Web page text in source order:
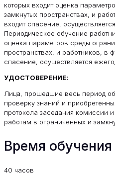
которых входит оценка
замкнутых пространствах, и
входит спасение,
Периодическое обучение
оценка параметров среды
пространствах, и работников, в
спасение, осуществляется
УДОСТОВЕРЕНИЕ:
Лица, прошедшие весь период
проверку знаний и
протокола заседания комиссии
работам в ограниченных и
Время обучения
40 часов